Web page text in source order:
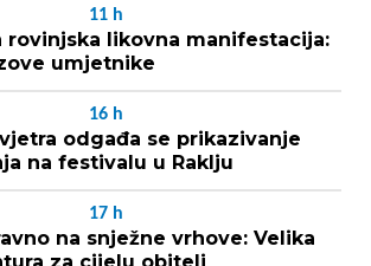
11 h
rovinjska likovna manifestacija:
umjetnike
16 h
odgađa se prikazivanje
na festivalu u Raklju
17 h
na snježne vrhove: Velika